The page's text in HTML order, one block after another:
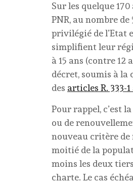
Sur les quelque
PNR, au nombre
privilégié de l’Etat
simplifient leur
à 15 ans (contre
décret, soumis à la
des articles R. 333-
Pour rappel, c’est
ou de
nouveau critère de
moitié de la
moins les deux
charte. Le cas